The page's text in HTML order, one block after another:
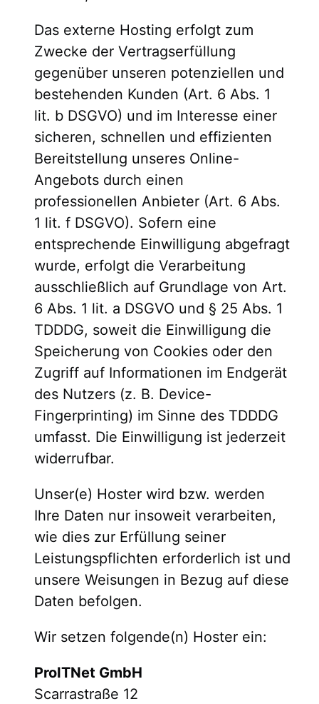
Das externe Hosting erfolgt zum
Zwecke der Vertragserfüllung
gegenüber unseren potenziellen und
bestehenden Kunden (Art. 6 Abs. 1
lit. b DSGVO) und im Interesse einer
sicheren, schnellen und effizienten
Bereitstellung unseres Online-
Angebots durch einen
professionellen Anbieter (Art. 6 Abs.
1 lit. f DSGVO). Sofern eine
entsprechende Einwilligung abgefragt
wurde, erfolgt die Verarbeitung
ausschließlich auf Grundlage von Art.
6 Abs. 1 lit. a DSGVO und § 25 Abs. 1
TDDDG, soweit die Einwilligung die
Speicherung von Cookies oder den
Zugriff auf Informationen im Endgerät
des Nutzers (z. B. Device-
Fingerprinting) im Sinne des TDDDG
umfasst. Die Einwilligung ist jederzeit
widerrufbar.
Unser(e) Hoster wird bzw. werden
Ihre Daten nur insoweit verarbeiten,
wie dies zur Erfüllung seiner
Leistungspflichten erforderlich ist und
unsere Weisungen in Bezug auf diese
Daten befolgen.
Wir setzen folgende(n) Hoster ein:
ProITNet GmbH
Scarrastraße 12